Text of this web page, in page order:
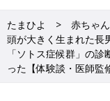
来も不安でした。で
せん。翔馬を育てる
しっかり取り組んで
カ月半まで続きまし
たまひよ 赤ちゃ
頭が大きく生まれた長
「ソトス症候群」の
った【体験談・医師監